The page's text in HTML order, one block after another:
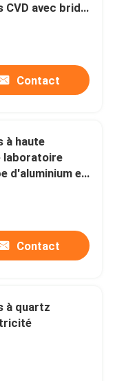
avec brides
Contact
à haute
laboratoire
d'aluminium et
Contact
à quartz